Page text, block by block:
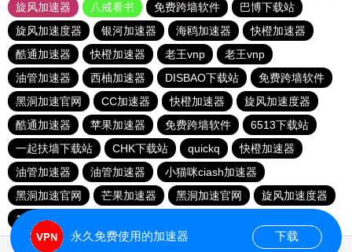
旋风加速器
八戒看书 免费跨墙软件
巴博下载站
旋风加速度器
银河加速器 海鸥加速器
快橙加速器
酷通加速器
快橙加速器 老王vnp
老王vnp
油管加速器
西柚加速器 DISBAO下载站
免费跨墙软件
黑洞加速官网
CC加速器 快橙加速器
旋风加速度器
酷通加速器
苹果加速器 免费跨墙软件
6513下载站
一起扶墙下载站
CHK下载站 quickq
快橙加速器
油管加速器
油管加速器
小猫咪ciash加速器
黑洞加速官网
芒果加速器 黑洞加速官网
旋风加速度器
186下载站
永久免费使用的加速器 下载